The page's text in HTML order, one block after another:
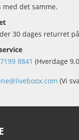
med det samme.
30 dages returret
8841 (Hverdage
(Vi